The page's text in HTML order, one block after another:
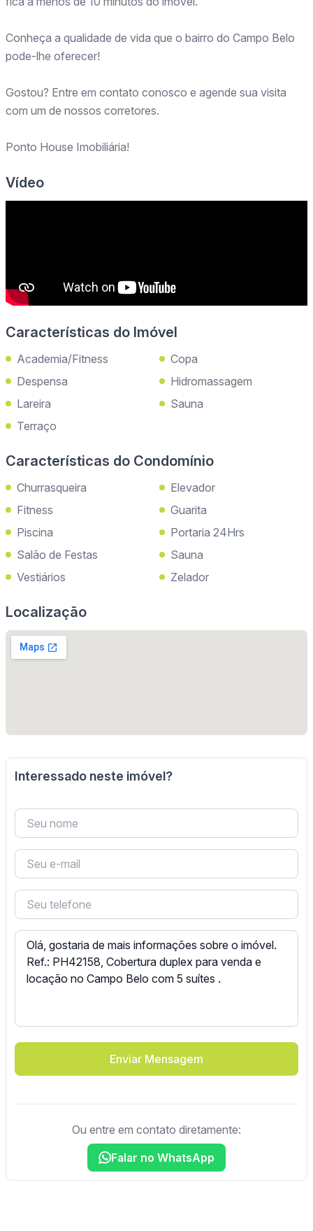
Conheça a qualidade de vida que o bairro do Campo Belo
pode-lhe oferecer!
Gostou? Entre em contato conosco e agende sua visita
com um de nossos corretores.
Ponto House Imobiliária!
Vídeo
Características do Imóvel
Academia/Fitness
Copa
Despensa
Hidromassagem
Lareira
Sauna
Terraço
Características do Condomínio
Churrasqueira
Elevador
Fitness
Guarita
Piscina
Portaria 24Hrs
Salão de Festas
Sauna
Vestiários
Zelador
Localização
Interessado neste imóvel?
Enviar Mensagem
Ou entre em contato diretamente:
Falar no WhatsApp